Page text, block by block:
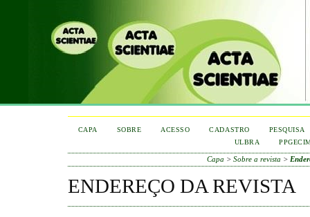
CAPA SOBRE ACESSO CADASTRO
PESQUISA
ULBRA
Capa >Sobre a revista >
ENDEREÇO DA REVISTA